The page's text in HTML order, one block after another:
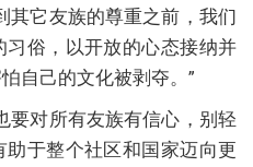
其它友族的尊重之前，我们
俗，以开放的心态接纳并
自己的文化被剥夺。”
要对所有友族有信心，别轻
于整个社区和国家迈向更